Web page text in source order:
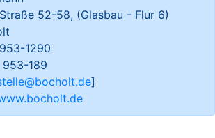
52-58, (Glasbau - Flur 6)
1290
953-189
]